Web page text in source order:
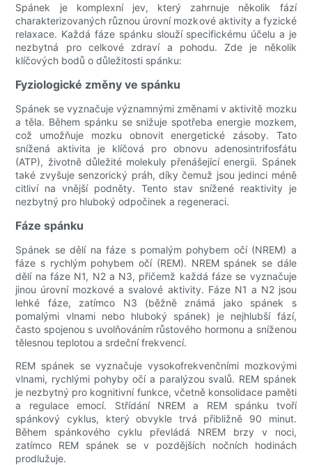
Spánek je komplexní jev, který zahrnuje několik fází
charakterizovaných různou úrovní mozkové aktivity a fyzické
relaxace. Každá fáze spánku slouží specifickému účelu a je
nezbytná pro celkové zdraví a pohodu. Zde je několik
klíčových bodů o důležitosti spánku:
Fyziologické změny ve spánku
Spánek se vyznačuje významnými změnami v aktivitě mozku
a těla. Během spánku se snižuje spotřeba energie mozkem,
což umožňuje mozku obnovit energetické zásoby. Tato
snížená aktivita je klíčová pro obnovu adenosintrifosfátu
(ATP), životně důležité molekuly přenášející energii. Spánek
také zvyšuje senzorický práh, díky čemuž jsou jedinci méně
citliví na vnější podněty. Tento stav snížené reaktivity je
nezbytný pro hluboký odpočinek a regeneraci.
Fáze spánku
Spánek se dělí na fáze s pomalým pohybem očí (NREM) a
fáze s rychlým pohybem očí (REM). NREM spánek se dále
dělí na fáze N1, N2 a N3, přičemž každá fáze se vyznačuje
jinou úrovní mozkové a svalové aktivity. Fáze N1 a N2 jsou
lehké fáze, zatímco N3 (běžně známá jako spánek s
pomalými vlnami nebo hluboký spánek) je nejhlubší fází,
často spojenou s uvolňováním růstového hormonu a sníženou
tělesnou teplotou a srdeční frekvencí.
REM spánek se vyznačuje vysokofrekvenčními mozkovými
vlnami, rychlými pohyby očí a paralýzou svalů. REM spánek
je nezbytný pro kognitivní funkce, včetně konsolidace paměti
a regulace emocí. Střídání NREM a REM spánku tvoří
spánkový cyklus, který obvykle trvá přibližně 90 minut.
Během spánkového cyklu převládá NREM brzy v noci,
zatímco REM spánek se v pozdějších nočních hodinách
prodlužuje.